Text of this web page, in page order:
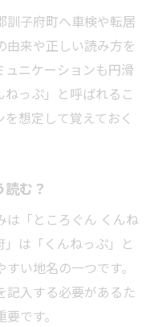
から常呂郡情報
市東区からの地理
車検時の留意点
画と車検施設選び
ート確認方法
名の知識
き地名の正確さ
解が車検成功の鍵
名知識を解説
に与える影響とは
訓子府町へ車検や転居
由来や正しい読み方を
ニケーションも円滑
っぷ」と呼ばれるこ
想定して覚えておく
む？
は「ところぐん くんね
は「くんねっぷ」と
い地名の一つです。
記入する必要があるた
です。